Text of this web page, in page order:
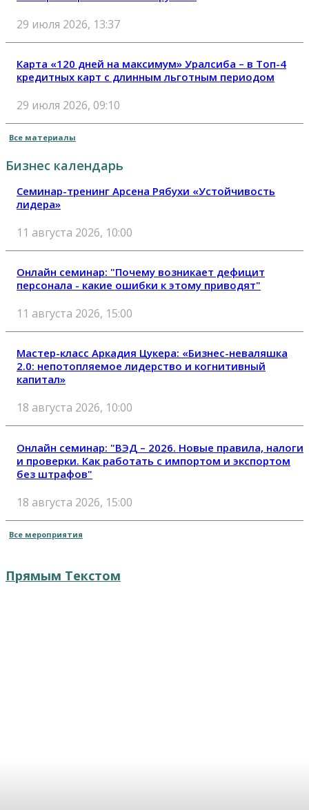
29 июля 2026, 13:37
Карта «120 дней на максимум» Уралсиба – в Топ-4
кредитных карт с длинным льготным периодом
29 июля 2026, 09:10
Все материалы
Бизнес календарь
Семинар-тренинг Арсена Рябухи «Устойчивость
лидера»
11 августа 2026, 10:00
Онлайн семинар: "Почему возникает дефицит
персонала - какие ошибки к этому приводят"
11 августа 2026, 15:00
Мастер-класс Аркадия Цукера: «Бизнес-неваляшка
2.0: непотопляемое лидерство и когнитивный
капитал»
18 августа 2026, 10:00
Онлайн семинар: "ВЭД – 2026. Новые правила, налоги
и проверки. Как работать с импортом и экспортом
без штрафов"
18 августа 2026, 15:00
Все мероприятия
Прямым Текстом